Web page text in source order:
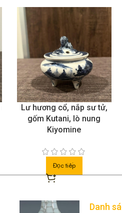
Lư hương cổ, nắp sư tử,
gốm Kutani, lò nung
Kiyomine
Đọc tiếp
Danh